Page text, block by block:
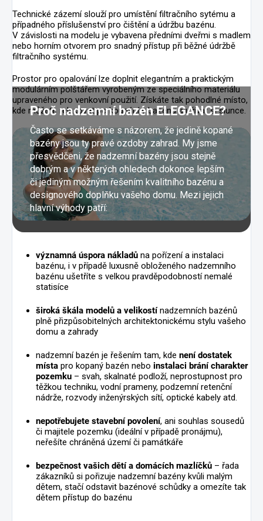
Technické zázemí slouží pro umístění filtračního sytému a
případného příslušenství pro čištění a údržbu bazénu.
V závislosti na modelu je vybavena předními dveřmi s madlem
nebo horním otvorem pro snadný přístup při běžné údržbě
filtračního systému.
Prostor pro opalování lze doplnit elegantním a praktickým
modulárním polštářem vyrobeným ze speciálního materiálu
upraveného pro venkovní použití. Získáte tak pohodlné místo,
kde můžete relaxovat po koupání v bazénu a užívat si slunce.
Proč nadzemní bazén ELEGANCE?
Často se setkáváme s názorem, že jedině kopané
bazény jsou ty pravé ozdoby zahrad. My jsme
přesvědčeni, že nadzemní bazény jsou stejně
dobrým a v některých ohledech dokonce lepším
či jediným možným řešením kvalitního bazénu a
designového doplňku vašeho domu. Mezi jejich
hlavní výhody patří:
významná úspora nákladů na pořízení a instalaci
bazénu, i v případě luxusně obloženého nadzemního
bazénu ušetříte s velkou pravděpodobností nemalé
statisíce
široká škála modelů a velikostínadzemních bazénů
plně přizpůsobitelných architektonickému stylu vašeho
domu a zahrady
nadzemní bazén je řešením tam, kde není dostatek
místa pro kopaný bazén nebo instalaci brání charakter
pozemku – svah, skalnaté podloží, neprostupnost pro
těžkou techniku, vodní prameny, podzemní retenční
nádrže, rozvody inženýrských sítí, optické kabely atd.
nepotřebujete stavební povolení, ani souhlas sousedů
či majitele pozemku (ideální v případě pronájmu),
neřešíte chráněná území či památkáře
bezpečnost vašich dětí a domácích mazlíčků – řada
zákazníků si pořizuje nadzemní bazény kvůli malým
dětem, stačí odstavit bazénové schůdky a omezíte tak
dětem přístup do bazénu